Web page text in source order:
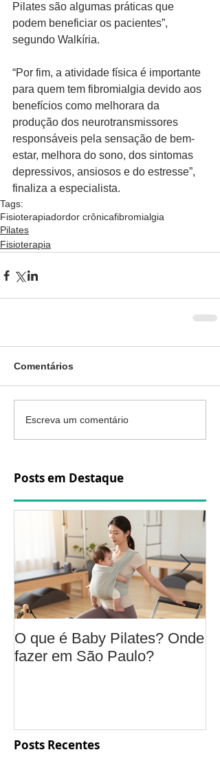
Pilates são algumas práticas que
podem beneficiar os pacientes”,
segundo Walkíria.
“Por fim, a atividade física é importante
para quem tem fibromialgia devido aos
benefícios como melhorara da
produção dos neurotransmissores
responsáveis pela sensação de bem-
estar, melhora do sono, dos sintomas
depressivos, ansiosos e do estresse”,
finaliza a especialista.
Tags:
Fisioterapiadordor crônicafibromialgia
Pilates
Fisioterapia
Comentários
Escreva um comentário
Posts em Destaque
O que é Baby Pilates? Onde
fazer em São Paulo?
Posts Recentes